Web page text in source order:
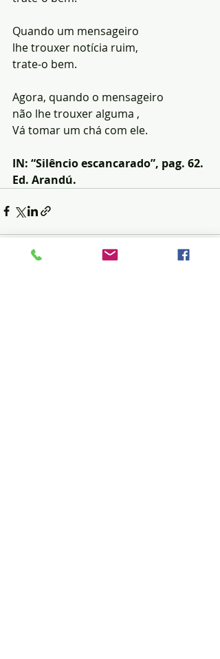
Quando um mensageiro
lhe trouxer notícia ruim,
trate-o bem.
Agora, quando o mensageiro
não lhe trouxer alguma ,
Vá tomar um chá com ele.
IN: “Silêncio escancarado”, pag. 62.
Ed. Arandú.